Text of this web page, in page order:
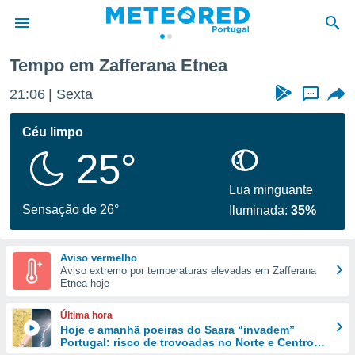
da
foi
fornecidas
a este
das
e
forma
digital
Tempo em Zafferana Etnea
21:06 Sexta ...
Céu limpo
25°
Sensação de 26°
Lua minguante
Iluminada:35%
Aviso vermelho
Aviso extremo por temperaturas elevadas em Zafferana
Etnea hoje
Última hora
Hoje e amanhã poeiras do Saara “invadem”
Portugal: risco de trovoadas no Norte e Centro